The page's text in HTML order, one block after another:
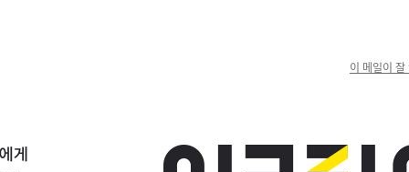
이 메일이 잘